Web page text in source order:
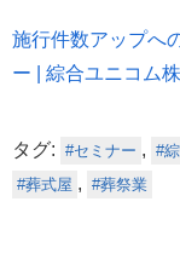
施行件数アップへ
ー | 綜合ユニコム
タグ: セミナー ,
葬式屋 , 葬祭業